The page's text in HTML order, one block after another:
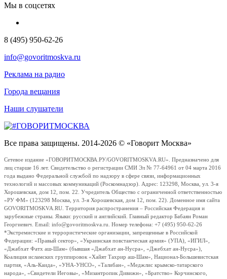
Мы в соцсетях
8 (495) 950-62-26
info@govoritmoskva.ru
Реклама на радио
Города вещания
Наши слушатели
Все права защищены. 2014-2026 © «Говорит Москва»
Сетевое издание «ГОВОРИТМОСКВА.РУ/GOVORITMOSKVA.RU». Предназначено для
лиц старше 16 лет. Свидетельство о регистрации СМИ Эл № 77-64961 от 04 марта 2016
года выдано Федеральной службой по надзору в сфере связи, информационных
технологий и массовых коммуникаций (Роскомнадзор). Адрес: 123298, Москва, ул. 3-я
Хорошевская, дом 12, пом. 22. Учредитель Общество с ограниченной ответственностью
«РУ ФМ» (123298 Москва, ул. 3-я Хорошевская, дом 12, пом. 22). Доменное имя сайта
GOVORITMOSKVA.RU. Территория распространения – Российская Федерация и
зарубежные страны. Языки: русский и английский. Главный редактор Бабаян Роман
Георгиевич. Email: info@govoritmoskva.ru. Номер телефона: +7 (495) 950-62-26
*Экстремистские и террористические организации, запрещенные в Российской
Федерации: «Правый сектор», «Украинская повстанческая армия» (УПА), «ИГИЛ»,
«Джабхат Фатх аш-Шам» (бывшая «Джабхат ан-Нусра», «Джебхат ан-Нусра»),
Коалиция исламских группировок «Хайят Тахрир аш-Шам», Национал-Большевистская
партия, «Аль-Каида», «УНА-УНСО», «Талибан», «Меджлис крымско-татарского
народа», «Свидетели Иеговы», «Мизантропик Дивижн», «Братство» Корчинского,